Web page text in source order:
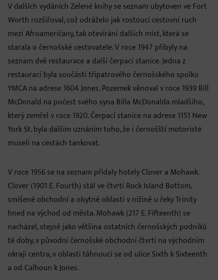
V dalších vydáních Zelené knihy se seznam ubytoven ve Fort
Worth rozšiřoval, což odráželo jak rostoucí cestovní ruch
mezi Afroameričany, tak otevírání dalších míst, která se
starala o černošské cestovatele. V roce 1947 přibyly na
seznam dvě restaurace a další čerpací stanice. Jedna z
restaurací byla součástí třípatrového černošského spolku
YMCA na adrese 1604 Jones. Pozemek věnoval v roce 1939 Bill
McDonald na počest svého syna Billa McDonalda mladšího,
který zemřel v roce 1920. Čerpací stanice na adrese 1151 New
York St. byla dalším uznáním toho, že i černošští motoristé
museli na cestách tankovat.
V roce 1956 se na seznam přidaly hotely Clover a Mohawk.
Clover (1901 E. Fourth) stál ve čtvrti Rock Island Bottom,
smíšené obchodní a obytné oblasti v nížině u řeky Trinity
hned na východ od města. Mohawk (217 E. Fifteenth) se
nacházel, stejně jako většina ostatních černošských podniků
té doby, v původní černošské obchodní čtvrti na východním
okraji centra, v oblasti táhnoucí se od ulice Sixth k Sixteenth
a od Calhoun k Jones.